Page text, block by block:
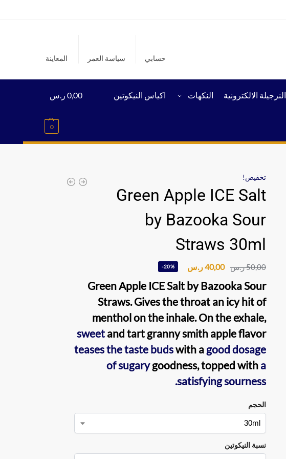
حسابي سياسة العمر المعاينة
النرجيلة الالكترونية النكهات اكياس النيكوتين 0,00 ر.س
0
تخفيض!
Green Apple ICE Salt
by Bazooka Sour
Straws 30ml
50,00ر.س 40,00ر.س -20%
Green Apple ICE Salt by Bazooka Sour
Straws. Gives the throat an icy hit of
menthol on the inhale. On the exhale,
sweetand tart granny smith apple flavor
teases the taste budswith a good dosage
of sugarygoodness, topped with a
satisfying sourness.
الحجم
نسبة النيكوتين